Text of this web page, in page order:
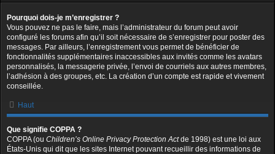
Pourquoi dois-je m’enregistrer ?
Vous pouvez ne pas le faire, mais l’administrateur du forum peut avoir
configuré les forums afin qu’il soit nécessaire de s’enregistrer pour poster des
messages. Par ailleurs, l’enregistrement vous permet de bénéficier de
fonctionnalités supplémentaires inaccessibles aux invités comme les avatars
personnalisés, la messagerie privée, l’envoi de courriels aux autres membres,
l’adhésion à des groupes, etc. La création d’un compte est rapide et vivement
conseillée.
Haut
Que signifie COPPA ?
COPPA (ou Children’s Online Privacy Protection Actde 1998) est une loi aux
États-Unis qui dit que les sites Internet pouvant recueillir des informations de